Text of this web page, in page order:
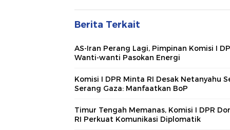
Berita Terkait
AS-Iran Perang Lagi, Pimpinan Komisi I
Wanti-wanti Pasokan Energi
Komisi I DPR Minta RI Desak Netanyahu
Serang Gaza: Manfaatkan BoP
Timur Tengah Memanas, Komisi I DPR
RI Perkuat Komunikasi Diplomatik